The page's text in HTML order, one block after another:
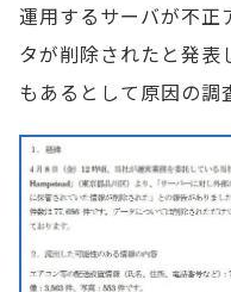
運用するサーバが不正
タが削除されたと発表
もあるとして原因の調